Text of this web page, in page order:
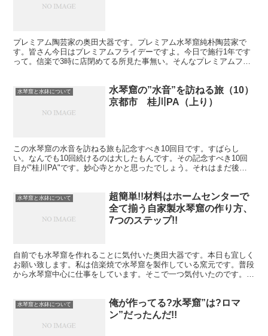
プレミアム陶芸家の奥田大器です。プレミアム水琴窟純朴陶芸家で
す。皆さん今日はプレミアムフライデーですよ。今日で施行1年です
って。信楽で3時に店閉めてる所見た事無い。そんなプレミアムフラ
水琴窟と水鉢について
水琴窟の”水音”を訪ねる旅（10）
京都市 桂川PA（上り）
この水琴窟の水音を訪ねる旅も記念すべき10回目です。すばらし
い。なんでも10回続けるのは大したもんです。その記念すべき10回
目が"桂川PA"です。妙心寺とかと思ったでしょう。それはまだ後に
水琴窟と水鉢について
超簡単!!材料はホームセンターで
全て揃う自家製水琴窟の作り方、
7つのステップ!!
自前でも水琴窟を作れることに気付いた奥田大器です。本日も宜しく
お願い致します。私は信楽焼で水琴窟を製作している窯元です。普段
から水琴窟中心に仕事をしています。そこで一つ気付いたのです。
水琴窟と水鉢について
俺が作ってる?水琴窟”は?ロマ
ン”だったんだ!!